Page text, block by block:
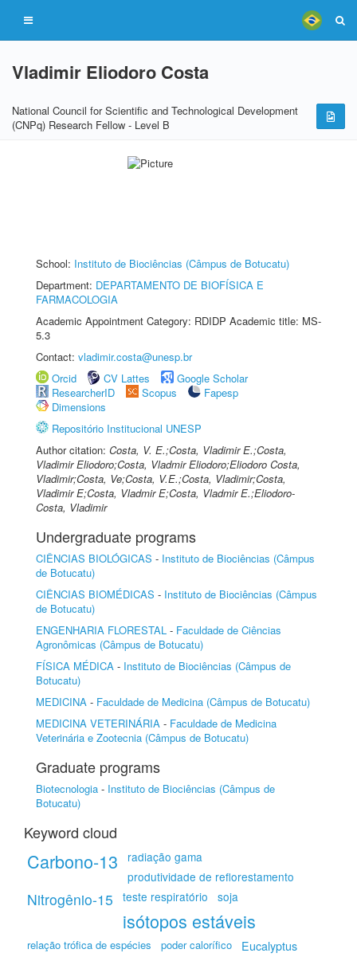
Vladimir Eliodoro Costa
National Council for Scientific and Technological Development
(CNPq) Research Fellow - Level B
School: Instituto de Biociências (Câmpus de Botucatu)
Department: DEPARTAMENTO DE BIOFÍSICA E
FARMACOLOGIA
Academic Appointment Category: RDIDP Academic title: MS-
5.3
Contact: vladimir.costa@unesp.br
Orcid
CV Lattes
Google Scholar
ResearcherID
Scopus
Fapesp
Dimensions
Repositório Institucional UNESP
Author citation: Costa, V. E.;Costa, Vladimir E.;Costa,
Vladimir Eliodoro;Costa, Vladmir Eliodoro;Eliodoro Costa,
Vladimir;Costa, Ve;Costa, V.E.;Costa, Vladimir;Costa,
Vladimir E;Costa, Vladmir E;Costa, Vladmir E.;Eliodoro-
Costa, Vladimir
Undergraduate programs
CIÊNCIAS BIOLÓGICAS - Instituto de Biociências (Câmpus
de Botucatu)
CIÊNCIAS BIOMÉDICAS - Instituto de Biociências (Câmpus
de Botucatu)
ENGENHARIA FLORESTAL - Faculdade de Ciências
Agronômicas (Câmpus de Botucatu)
FÍSICA MÉDICA - Instituto de Biociências (Câmpus de
Botucatu)
MEDICINA - Faculdade de Medicina (Câmpus de Botucatu)
MEDICINA VETERINÁRIA - Faculdade de Medicina
Veterinária e Zootecnia (Câmpus de Botucatu)
Graduate programs
Biotecnologia - Instituto de Biociências (Câmpus de
Botucatu)
Keyword cloud
Carbono-13
radiação gama
produtividade de reflorestamento
Nitrogênio-15 teste respiratório soja
isótopos estáveis
relação trófica de espécies poder calorífico Eucalyptus